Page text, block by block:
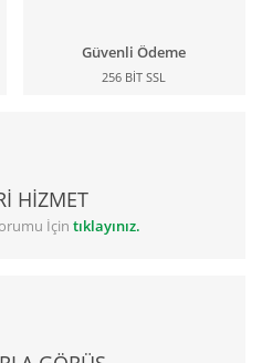
Güvenli Ödeme
256 BİT SSL
HİZMET
İçin tıklayınız.